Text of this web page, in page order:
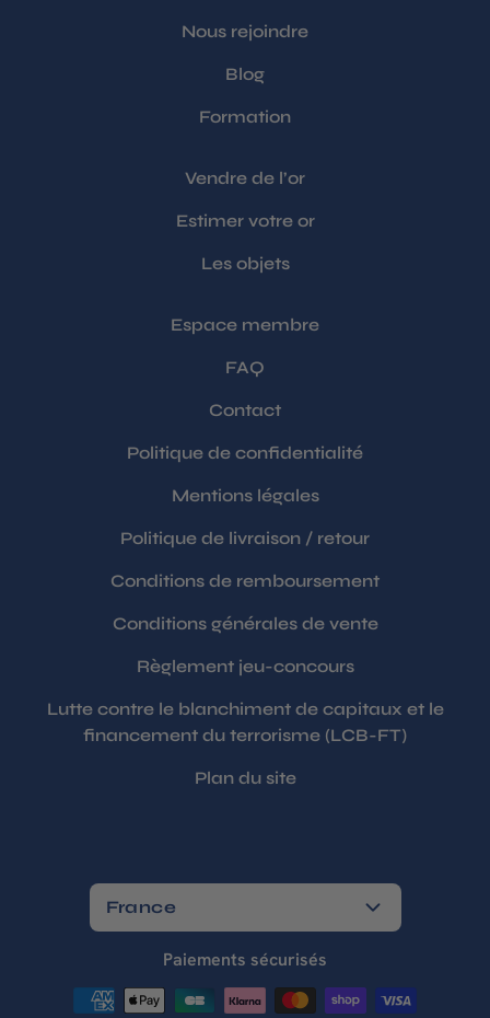
Nous rejoindre
Blog
Formation
Vendre de l’or
Estimer votre or
Les objets
Espace membre
FAQ
Contact
Politique de confidentialité
Mentions légales
Politique de livraison / retour
Conditions de remboursement
Conditions générales de vente
Règlement jeu-concours
Lutte contre le blanchiment de capitaux et le
financement du terrorisme (LCB-FT)
Plan du site
France
Paiements sécurisés